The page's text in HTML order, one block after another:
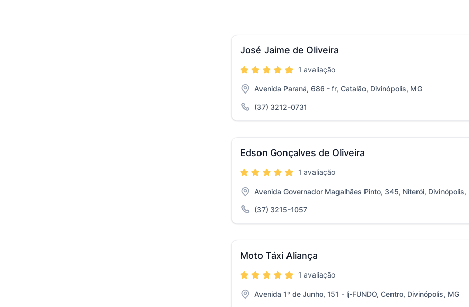
José Jaime de Oliveira
1 avaliação
Avenida Paraná, 686 - fr, Catalão, Divinópolis, MG
(37) 3212-0731
Edson Gonçalves de Oliveira
1 avaliação
Avenida Governador Magalhães Pinto, 345, Niterói, Divinópolis,
(37) 3215-1057
Moto Táxi Aliança
1 avaliação
Avenida 1º de Junho, 151 - lj-FUNDO, Centro, Divinópolis, MG